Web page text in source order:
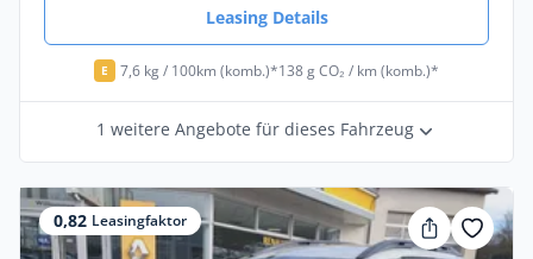
Leasing Details
E 7,6 kg / 100km (komb.)*138 g CO₂ / km (komb.)*
1 weitere Angebote für dieses Fahrzeug
0,82 Leasingfaktor